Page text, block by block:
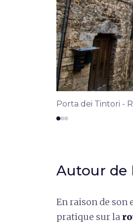
Porta dei Tintori -
Autour de
En raison de son
pratique sur la